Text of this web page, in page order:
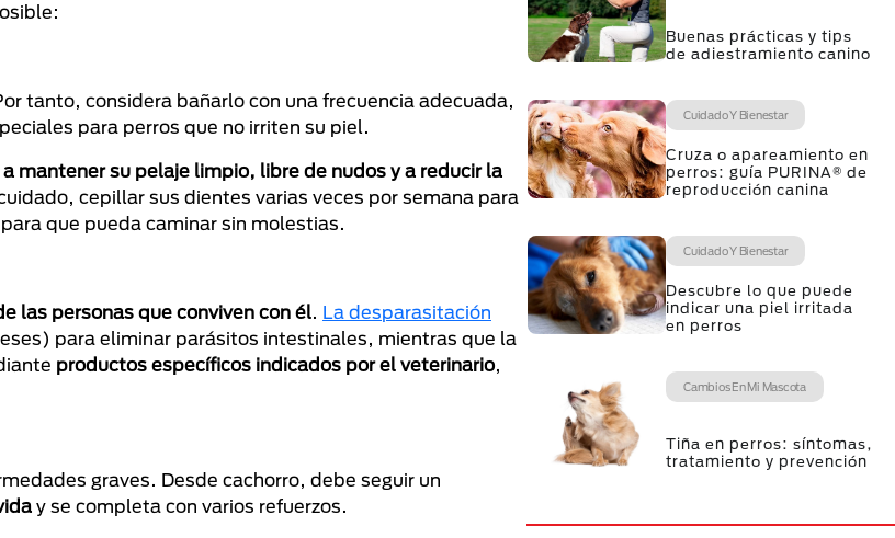
tanto, considera bañarlo con una frecuencia adecuada,
para perros que no irriten su piel.
mantener su pelaje limpio, libre de nudos y a reducir la
cepillar sus dientes varias veces por semana para
que pueda caminar sin molestias.
las personas que conviven con él. La desparasitación
para eliminar parásitos intestinales, mientras que la
productos específicos indicados por el veterinario,
graves. Desde cachorro, debe seguir un
y se completa con varios refuerzos.
Buenas prácticas y tips
de adiestramiento canino
Cuidado Y Bienestar
Cruza o apareamiento en
perros: guía PURINA® de
reproducción canina
Cuidado Y Bienestar
Descubre lo que puede
indicar una piel irritada
en perros
Cambios En Mi Mascota
Tiña en perros: síntomas,
tratamiento y prevención